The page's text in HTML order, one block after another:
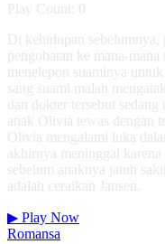
Play Count: 0
Di kehidupan
pengobatan ke mana-
menelepon suaminya
sang suami malah
dan dokter tersebut
anak Olivia tewas dengan
Olivia mengalami luka
akhirnya meninggal
sebelum anaknya jatuh
adalah ceraikan Jansen.
▶ Play Now
Romansa